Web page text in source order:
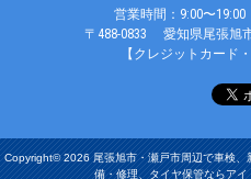
営業時間：9:00〜
〒488-0833
愛知県尾張旭
【クレジットカード
Copyright© 2026 尾張旭市・瀬戸市周辺で車検、
備・修理、タイヤ保管ならア